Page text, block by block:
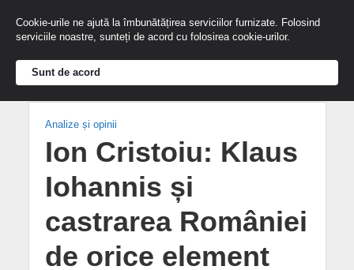
Analize și opinii
Ion Cristoiu: Klaus
Iohannis și
castrarea României
de orice element
Cookie-urile ne ajută la îmbunătățirea serviciilor furnizate. Folosind
serviciile noastre, sunteți de acord cu folosirea cookie-urilor.
Sunt de acord